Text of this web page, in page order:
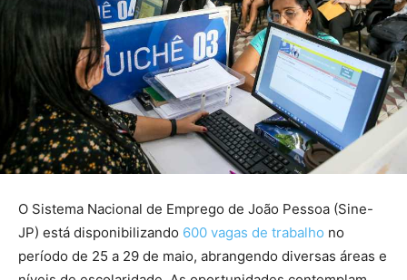
O Sistema Nacional de Emprego de João Pessoa (Sine-
JP) está disponibilizando 600 vagas de trabalho no
período de 25 a 29 de maio, abrangendo diversas áreas e